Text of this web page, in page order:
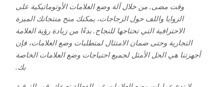
وقت مضى. من خلال آلة وضع العلامات الأوتوماتيكية على
الزوايا واللف حول الزجاجات، يمكنك منح منتجاتك الميزة
الاحترافية التي تحتاجها للنجاح. بدءًا من زيادة رؤية العلامة
التجارية وحتى ضمان الامتثال لمتطلبات وضع العلامات، فإن
أجهزتنا هي الحل الأمثل لجميع احتياجات وضع العلامات الخاصة
بك.